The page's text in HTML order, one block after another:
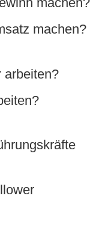
machen?
arbeiten?